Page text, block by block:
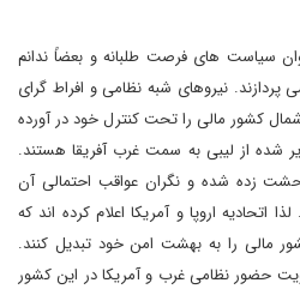
سیاست های فرصت طلبانه و بعضاً ندانم
نیروهای شبه نظامی و افراط گرای
کشور مالی را تحت کنترل خود در آورده
شده از لیبی به سمت غرب آفریقا هستند.
زده شده و نگران عواقب احتمالی آن
اتحادیه اروپا و آمریکا اعلام کرده اند که
مالی را به بهشت امن خود تبدیل کنند.
حضور نظامی غرب و آمریکا در این کشور